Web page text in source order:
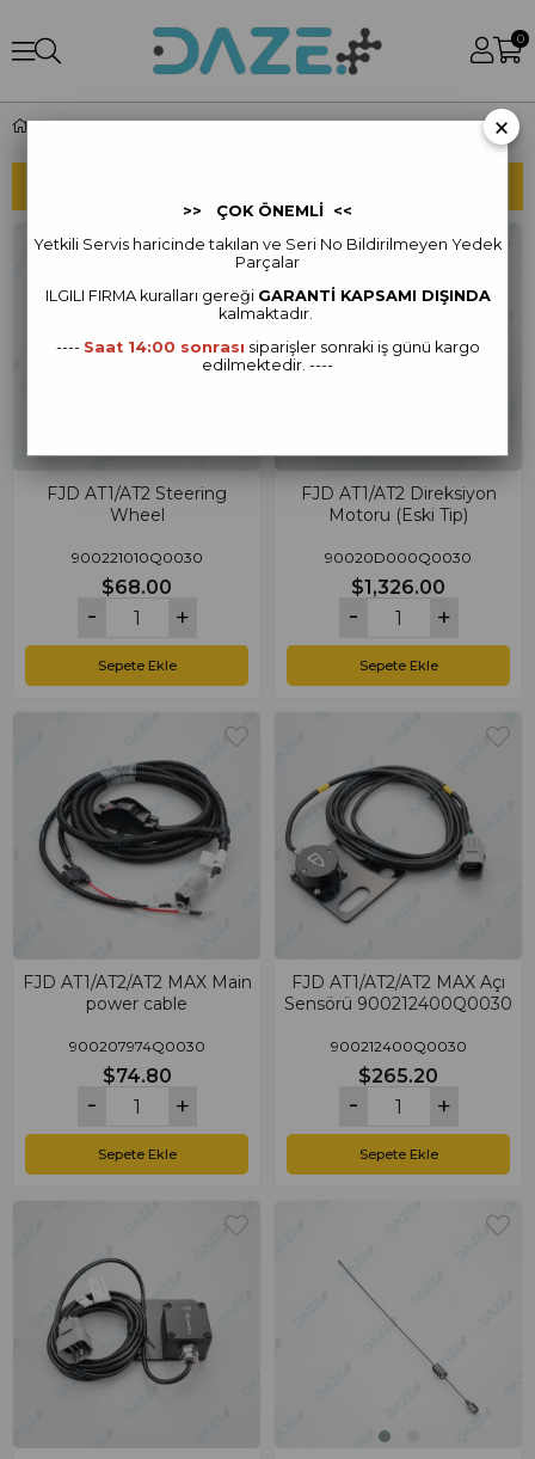
0
FJD AT2 Yedek Parça
FJD AT1/AT2 Steering
Wheel
900221010Q0030
$68.00
Sepete Ekle
FJD AT1/AT2 Direksiyon
Motoru (Eski Tip)
90020D000Q0030
$1,326.00
Sepete Ekle
FJD AT1/AT2/AT2 MAX Main
power cable
900207974Q0030
$74.80
Sepete Ekle
FJD AT1/AT2/AT2 MAX Açı
Sensörü 900212400Q0030
900212400Q0030
$265.20
Sepete Ekle
×
>> ÇOK ÖNEMLİ <<
Yetkili Servis haricinde takılan ve Seri No Bildirilmeyen Yedek
Parçalar
ILGILI FIRMA kuralları gereği GARANTİ KAPSAMI DIŞINDA
kalmaktadır.
---- Saat 14:00 sonrası siparişler sonraki iş günü kargo
edilmektedir. ----